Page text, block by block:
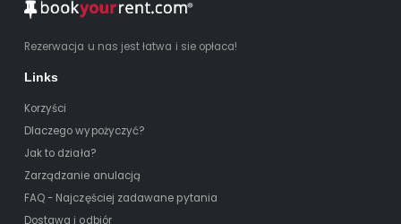
Rezerwacja u nas jest łatwa i sie opłaca!
Links
Korzyści
Dlaczego wypożyczyć?
Jak to działa?
Zarządzanie anulacją
FAQ - Najczęściej zadawane pytania
Dostawa i odbiór